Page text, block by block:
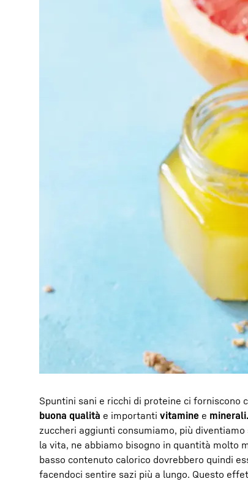
Spuntini sani e ricchi di proteine ci forniscono
buona qualità e importanti vitamine e
zuccheri aggiunti consumiamo, più
la vita, ne abbiamo bisogno in quantità molto
basso contenuto calorico dovrebbero quindi
facendoci sentire sazi più a lungo. Questo